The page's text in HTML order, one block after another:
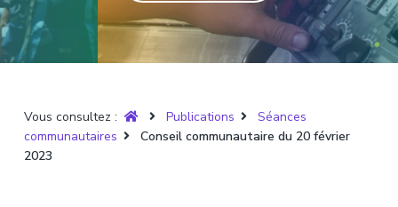
t
i
o
p
r
a
g
e
T
r
u
y
è
Vous consultez : Publications
Séances
communautaires
Conseil communautaire du 20 février
2023